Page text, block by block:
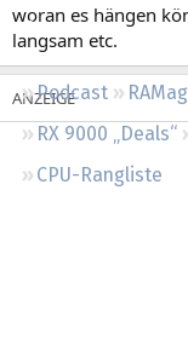
Regeln
Podcast
RX 9000 „Deals“
CPU-Rangliste
woran es hängen
langsam etc.